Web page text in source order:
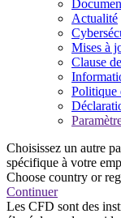
Actualité
Mises à
Clause
Politique
Choisissez un autre
spécifique à votre
Choose country or
Continuer
Les CFD sont des